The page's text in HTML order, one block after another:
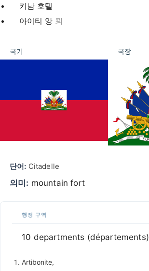
키남 호텔
아이티 앙 푀
국기 국장
단어: Citadelle
의미: mountain fort
행정 구역
10 departments (départements)
Artibonite,